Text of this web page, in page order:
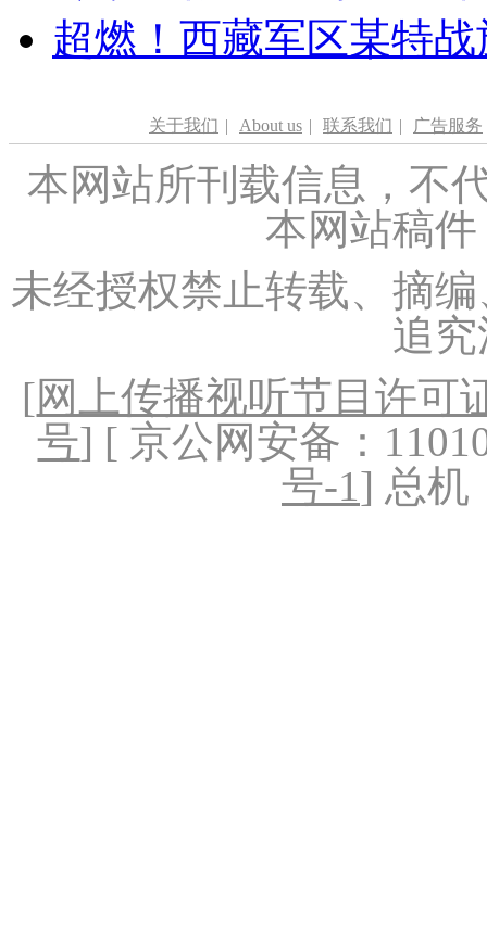
超燃！西藏军区某特
关于我们 | About us | 联系我们 | 广告服务
本网站所刊载信息，不
本网站稿
未经授权禁止转载、摘
追
[网上传播视听节目许可
号] [ 京公网安备：
号-1] 总机